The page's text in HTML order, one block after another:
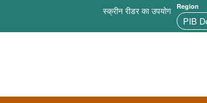
स्क्रीन रीडर का उपयोग Region